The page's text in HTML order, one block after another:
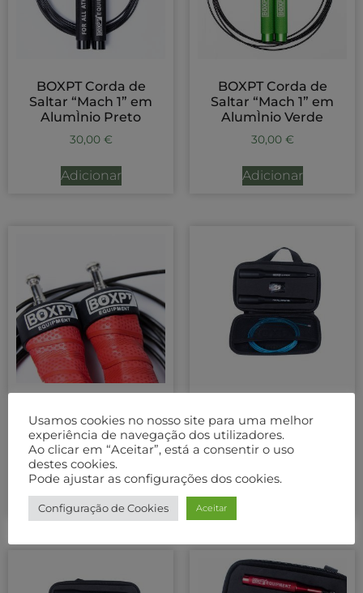
BOXPT Corda de
Saltar “Mach 1” em
AlumÌnio Preto
30,00 €
Adicionar
BOXPT Corda de
Saltar “Mach 1” em
AlumÌnio Verde
30,00 €
Adicionar
Saltar “Pro” Vermelho
16,00€
Adicionar
Saltar C/ Estojo “Mach
2” em PVC Azul
Usamos cookies no nosso site para uma melhor
experiência de navegação dos utilizadores.
Ao clicar em “Aceitar”, está a consentir o uso
destes cookies.
Pode ajustar as configurações dos cookies.
Configuração de Cookies Aceitar